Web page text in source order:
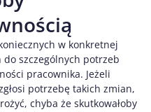
w konkretnej
szczególnych potrzeb
pracownika. Jeżeli
potrzebę takich zmian,
chyba że skutkowałoby